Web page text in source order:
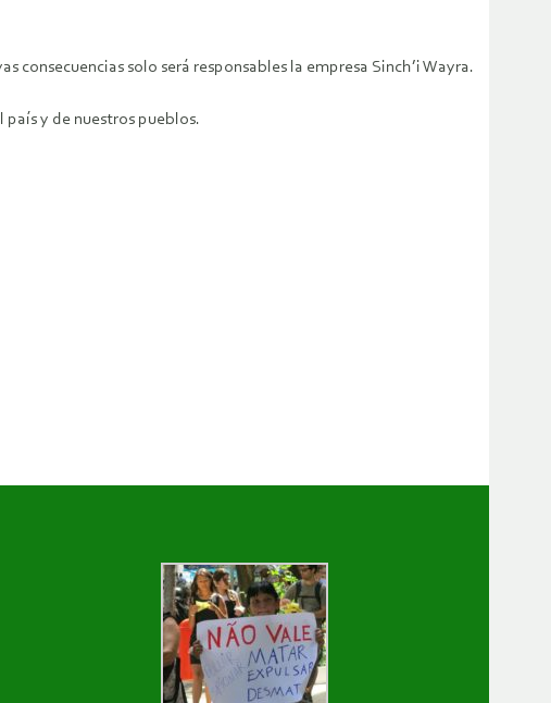
consecuencias solo será responsables la empresa Sinch’i Wayra.
y de nuestros pueblos.